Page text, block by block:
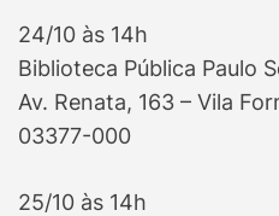
24/10 às 14h
Biblioteca Pública Paulo
Av. Renata, 163 – Vila
03377-000
25/10 às 14h